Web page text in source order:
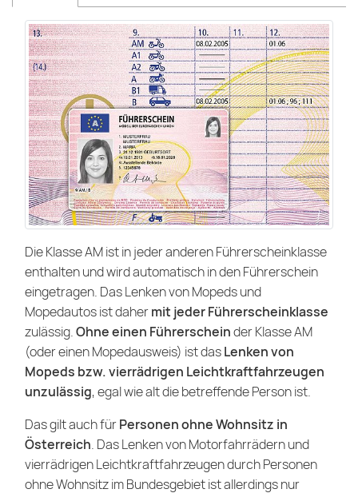
Die Klasse AM ist in jeder anderen Führerscheinklasse
enthalten und wird automatisch in den Führerschein
eingetragen. Das Lenken von Mopeds und
Mopedautos ist dahermit jeder Führerscheinklasse
zulässig.Ohne einen Führerscheinder Klasse AM
(oder einen Mopedausweis) ist dasLenken von
Mopeds bzw. vierrädrigen Leichtkraftfahrzeugen
unzulässig, egal wie alt die betreffende Person ist.
Das gilt auch fürPersonen ohne Wohnsitz in
Österreich. Das Lenken von Motorfahrrädern und
vierrädrigen Leichtkraftfahrzeugen durch Personen
ohne Wohnsitz im Bundesgebiet ist allerdings nur